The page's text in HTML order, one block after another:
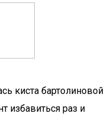
киста бартолиновой
избавиться раз и